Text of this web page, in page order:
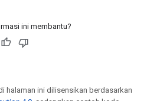
ini membantu?
halaman ini dilisensikan berdasarkan